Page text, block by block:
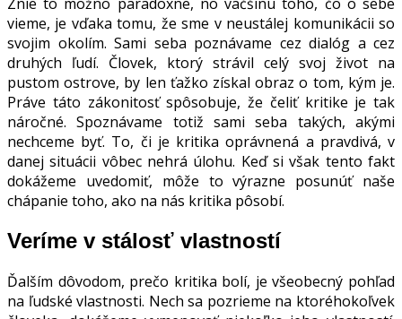
vieme, je vďaka tomu, že sme v neustálej komunikácii so
svojim okolím. Sami seba poznávame cez dialóg a cez
druhých ľudí. Človek, ktorý strávil celý svoj život na
pustom ostrove, by len ťažko získal obraz o tom, kým je.
Práve táto zákonitosť spôsobuje, že čeliť kritike je tak
náročné. Spoznávame totiž sami seba takých, akými
nechceme byť. To, či je kritika oprávnená a pravdivá, v
danej situácii vôbec nehrá úlohu. Keď si však tento fakt
dokážeme uvedomiť, môže to výrazne posunúť naše
chápanie toho, ako na nás kritika pôsobí.
Veríme v stálosť vlastností
Ďalším dôvodom, prečo kritika bolí, je všeobecný pohľad
na ľudské vlastnosti. Nech sa pozrieme na ktoréhokoľvek